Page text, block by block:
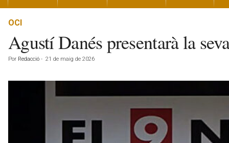
t
OCI
Agustí Danés presentarà la
Por Redacció - 21 de maig de 2026